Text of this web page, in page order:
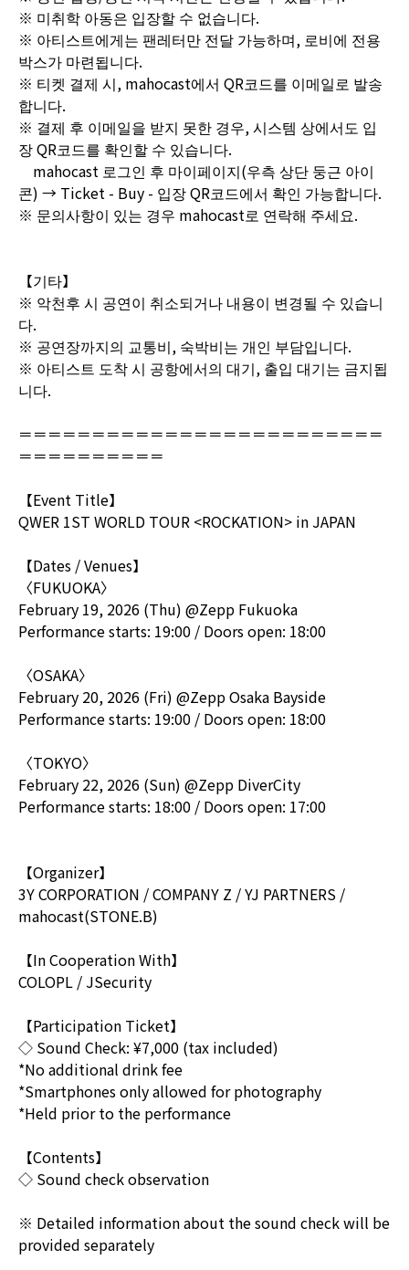
※ 미취학 아동은 입장할 수 없습니다.
※ 아티스트에게는 팬레터만 전달 가능하며, 로비에 전용
박스가 마련됩니다.
※ 티켓 결제 시, mahocast에서 QR코드를 이메일로 발송
합니다.
※ 결제 후 이메일을 받지 못한 경우, 시스템 상에서도 입
장 QR코드를 확인할 수 있습니다.
mahocast 로그인 후 마이페이지(우측 상단 둥근 아이
콘) → Ticket - Buy - 입장 QR코드에서 확인 가능합니다.
※ 문의사항이 있는 경우 mahocast로 연락해 주세요.
【기타】
※ 악천후 시 공연이 취소되거나 내용이 변경될 수 있습니
다.
※ 공연장까지의 교통비, 숙박비는 개인 부담입니다.
※ 아티스트 도착 시 공항에서의 대기, 출입 대기는 금지됩
니다.
＝＝＝＝＝＝＝＝＝＝＝＝＝＝＝＝＝＝＝＝＝＝＝＝＝
＝＝＝＝＝＝＝＝＝＝
【Event Title】
QWER 1ST WORLD TOUR <ROCKATION> in JAPAN
【Dates / Venues】
〈FUKUOKA〉
February 19, 2026 (Thu) @Zepp Fukuoka
Performance starts: 19:00 / Doors open: 18:00
〈OSAKA〉
February 20, 2026 (Fri) @Zepp Osaka Bayside
Performance starts: 19:00 / Doors open: 18:00
〈TOKYO〉
February 22, 2026 (Sun) @Zepp DiverCity
Performance starts: 18:00 / Doors open: 17:00
【Organizer】
3Y CORPORATION / COMPANY Z / YJ PARTNERS /
mahocast(STONE.B)
【In Cooperation With】
COLOPL / JSecurity
【Participation Ticket】
◇ Sound Check: ¥7,000 (tax included)
*No additional drink fee
*Smartphones only allowed for photography
*Held prior to the performance
【Contents】
◇ Sound check observation
※ Detailed information about the sound check will be
provided separately